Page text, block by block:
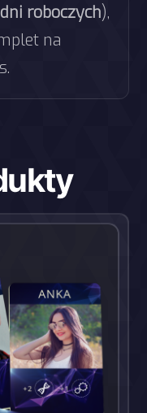
roboczych),
na